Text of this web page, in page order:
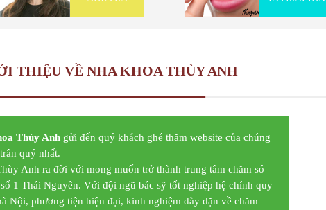
THIỆU VỀ NHA KHOA THÙY ANH
Thùy Anh gửi đến quý khách ghé thăm website của chúng
quý nhất.
Anh ra đời với mong muốn trở thành trung tâm chăm só
1 Thái Nguyên. Với đội ngũ bác sỹ tốt nghiệp hệ chính quy
Nội, phương tiện hiện đại, kinh nghiệm dày dặn về chăm